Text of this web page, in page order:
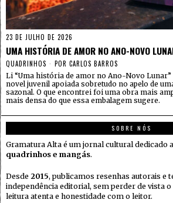
23 DE JULHO DE 2026
UMA HISTÓRIA DE AMOR NO ANO-NOVO
QUADRINHOS POR CARLOS BARROS
Li “Uma história de amor no Ano-Novo
novel juvenil apoiada sobretudo no apelo de
sazonal. O que encontrei foi uma obra mais
mais densa do que essa embalagem sugere.
SOBRE NÓS
Gramatura Alta é um jornal cultural dedicado
quadrinhos e mangás.
Desde 2015, publicamos resenhas autorais e
independência editorial, sem perder de vista
leitura atenta e honestidade com o leitor.